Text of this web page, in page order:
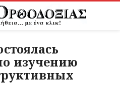
изучению